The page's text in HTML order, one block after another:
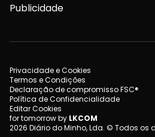
Publicidade
Privacidade e Cookies
Termos e Condições
Declaração de compromisso FSC®
Política de Confidencialidade
Editar Cookies
for tomorrow by LKCOM
2026 Diário do Minho, Lda. © Todos os